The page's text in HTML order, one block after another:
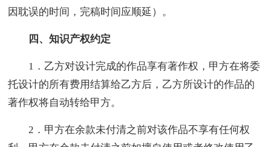
因耽误的时间，完稿时间应顺延）。
四、知识产权约定
1．乙方对设计完成的作品享有著作权，甲方在将委
托设计的所有费用结算给乙方后，乙方所设计的作品的
著作权将自动转给甲方。
2．甲方在余款未付清之前对该作品不享有任何权